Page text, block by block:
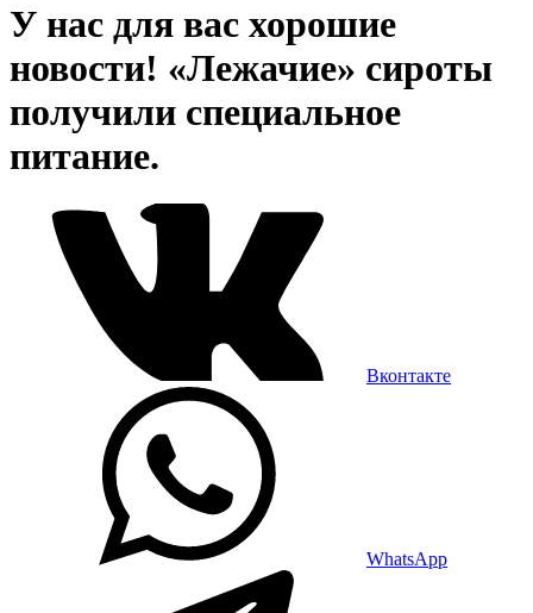
У нас для вас хорошие
новости! «Лежачие» сироты
получили специальное
питание.
Вконтакте
WhatsApp